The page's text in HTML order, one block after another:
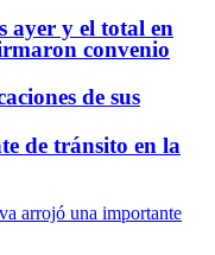
convenio
de sus
ayer y el total en
de tránsito en la